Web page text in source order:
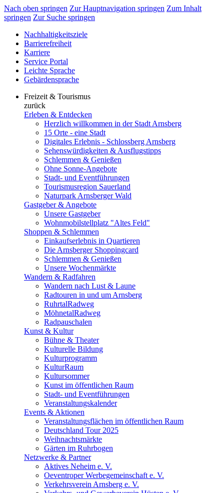
Nach oben springen Zur Hauptnavigation springen Zum Inhalt
springen Zur Suche springen
Nachhaltigkeitsziele
Barrierefreiheit
Karriere
Service Portal
Leichte Sprache
Gebärdensprache
Freizeit & Tourismus
zurück
Erleben & Entdecken
Herzlich willkommen in der Stadt Arnsberg
15 Orte - eine Stadt
Digitales Erlebnis - Schlossberg Arnsberg
Sehenswürdigkeiten & Ausflugstipps
Schlemmen & Genießen
Ohne Sonne-Angebote
Stadt- und Eventführungen
Tourismusregion Sauerland
Naturpark Arnsberger Wald
Gastgeber & Angebote
Unsere Gastgeber
Wohnmobilstellplatz "Altes Feld"
Shoppen & Schlemmen
Einkaufserlebnis in Quartieren
Die Arnsberger Shoppingcard
Schlemmen & Genießen
Unsere Wochenmärkte
Wandern & Radfahren
Wandern nach Lust & Laune
Radtouren in und um Arnsberg
RuhrtalRadweg
MöhnetalRadweg
Radpauschalen
Kunst & Kultur
Bühne & Theater
Kulturelle Bildung
Kulturprogramm
KulturRaum
Kultursommer
Kunst im öffentlichen Raum
Stadt- und Eventführungen
Veranstaltungskalender
Events & Aktionen
Veranstaltungsflächen im öffentlichen Raum
Deutschland Tour 2025
Weihnachtsmärkte
Gärten im Ruhrbogen
Netzwerke & Partner
Aktives Neheim e. V.
Oeventroper Werbegemeinschaft e. V.
Verkehrsverein Arnsberg e. V.